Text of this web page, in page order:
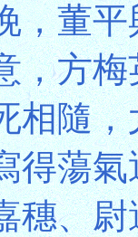
，董
，方
相隨
得蕩
穗、